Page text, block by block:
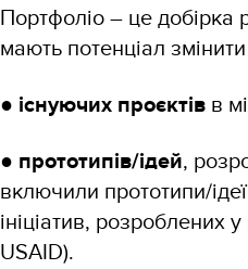
Портфоліо – це добірка
мають потенціал
● існуючих проєктів в
● прототипів/ідей,
включили прототипи/
ініціатив, розроблених
USAID).